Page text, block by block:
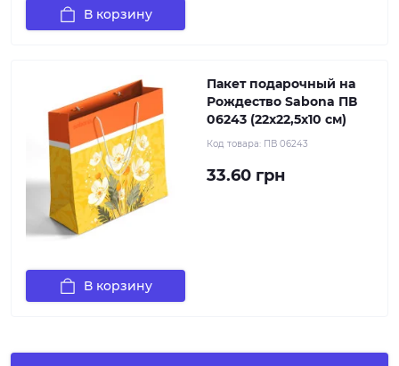
В корзину
Пакет подарочный на
Рождество Sabona ПВ
06243 (22x22,5x10 см)
Код товара: ПВ 06243
33.60 грн
В корзину